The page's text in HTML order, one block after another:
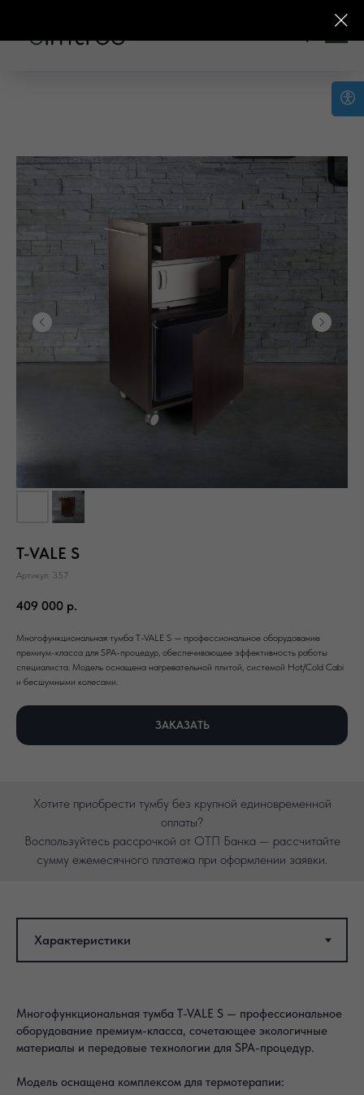
T-VALE S
Артикул: 357
409 000 р.
Многофункциональная тумба T-VALE S — профессиональное оборудование
премиум-класса для SPA-процедур, обеспечивающее эффективность работы
специалиста. Модель оснащена нагревательной плитой, системой Hot/Cold Cabi
и бесшумными колесами.
ЗАКАЗАТЬ
Хотите приобрести тумбу без крупной единовременной
оплаты?
Воспользуйтесь рассрочкой от ОТП Банка — рассчитайте
сумму ежемесячного платежа при оформлении заявки.
Многофункциональная тумба T-VALE S — профессиональное
оборудование премиум-класса, сочетающее экологичные
материалы и передовые технологии для SPA-процедур.
Модель оснащена комплексом для термотерапии: